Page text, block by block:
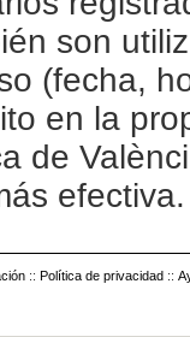
son
(fecha,
en la
de
efectiva.
:: Política de privacidad ::